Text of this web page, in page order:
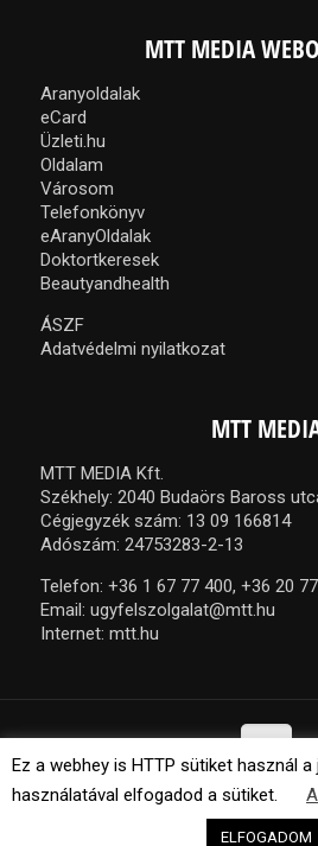
MTT MEDIA
Aranyoldalak
eCard
Üzleti.hu
Oldalam
Városom
Telefonkönyv
eAranyOldalak
Doktortkeresek
Beautyandhealth
ÁSZF
Adatvédelmi nyilatkozat
MTT
MTT MEDIA Kft.
Székhely: 2040 Budaörs Baross
Cégjegyzék szám: 13 09 166814
Adószám: 24753283-2-13
Telefon: +36 1 67 77 400, +36 20
Email: ugyfelszolgalat@mtt.hu
Internet: mtt.hu
© 2021 MTT Media Kft.
Ez a webhey is HTTP sütiket használ
használatával elfogadod a sütiket.
ELFOGADOM